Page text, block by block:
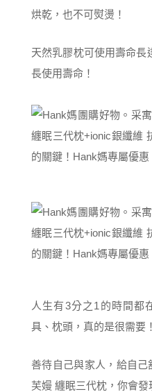
烘乾，也不可熨燙！
天然乳膠枕可使用壽命長
長使用壽命！
人生有3分之1的時間都
具、枕頭，真的是很需要！
善待自己與家人，給自
芙嫚 纏眠三代枕，你會發